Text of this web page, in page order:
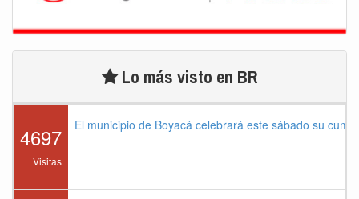
Lo más visto en BR
4697
Visitas
El municipio de Boyacá celebrará este sábado su